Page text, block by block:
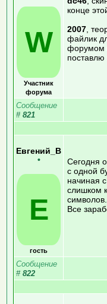
W
Участник
форума
конце
2007 ,
файлик
форумом
поставлю
Сообщение
# 821
Евгений_В
•
Е
гость
Сегодня
с одной
начиная
слишком
Все
Сообщение
# 822